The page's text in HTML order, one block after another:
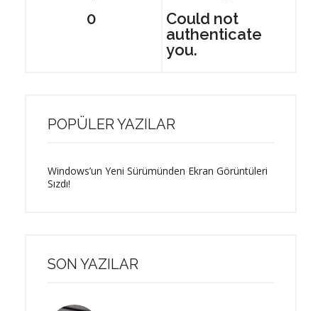
0
Could not
authenticate
you.
POPÜLER YAZILAR
Windows’un Yeni Sürümünden Ekran Görüntüleri
Sızdı!
SON YAZILAR